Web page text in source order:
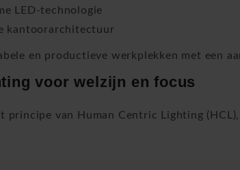
LED-technologie
kantoorarchitectuur
en productieve werkplekken met een
voor welzijn en focus
principe van Human Centric Lighting